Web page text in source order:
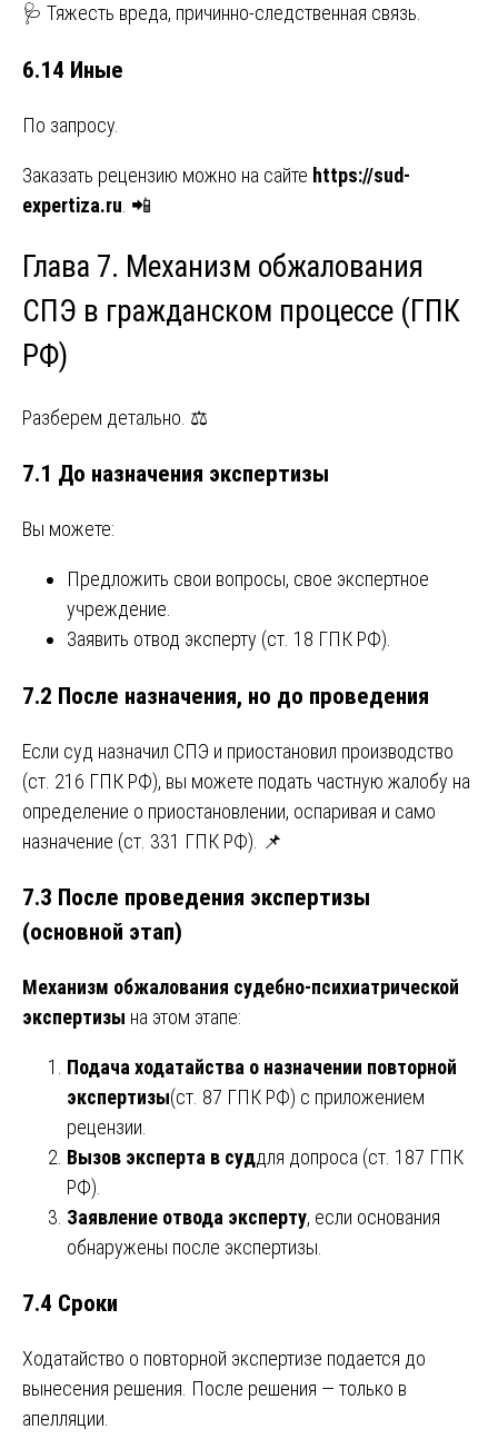
🩺 Тяжесть вреда, причинно-следственная связь.
6.14 Иные
По запросу.
Заказать рецензию можно на сайте https://sud-
expertiza.ru . 📲
Глава 7. Механизм обжалования
СПЭ в гражданском процессе (ГПК
РФ)
Разберем детально. ⚖️
7.1 До назначения экспертизы
Вы можете:
Предложить свои вопросы, свое экспертное
учреждение.
Заявить отвод эксперту (ст. 18 ГПК РФ).
7.2 После назначения, но до проведения
Если суд назначил СПЭ и приостановил производство
(ст. 216 ГПК РФ), вы можете подать частную жалобу на
определение о приостановлении, оспаривая и само
назначение (ст. 331 ГПК РФ). 📌
7.3 После проведения экспертизы
(основной этап)
Механизм обжалования судебно-психиатрической
экспертизы на этом этапе:
Подача ходатайства о назначении повторной
экспертизы(ст. 87 ГПК РФ) с приложением
рецензии.
Вызов эксперта в суддля допроса (ст. 187 ГПК
РФ).
Заявление отвода эксперту, если основания
обнаружены после экспертизы.
7.4 Сроки
Ходатайство о повторной экспертизе подается до
вынесения решения. После решения — только в
апелляции.